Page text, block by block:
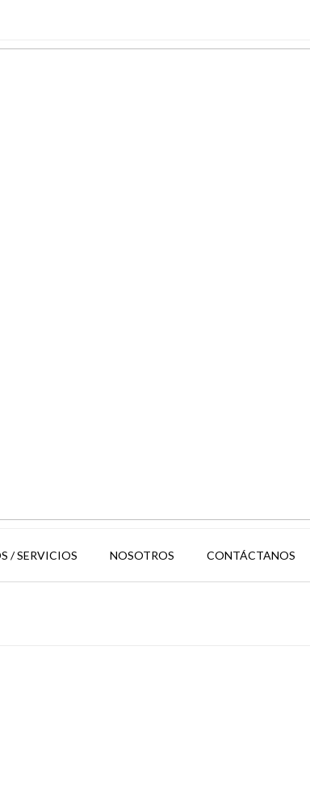
/ SERVICIOS NOSOTROS CONTÁCTANOS